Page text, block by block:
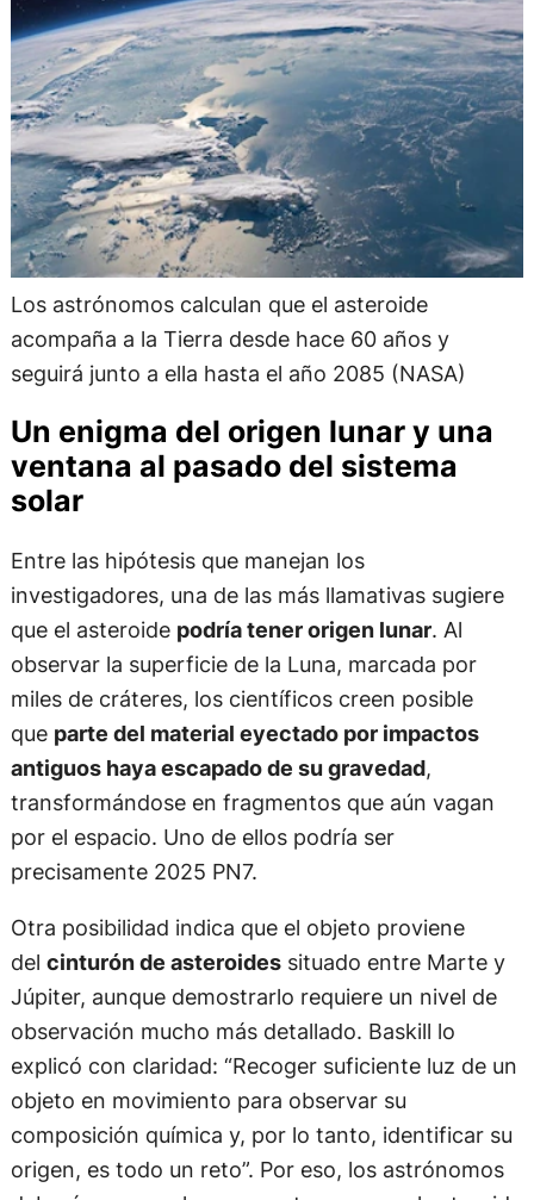
Los astrónomos calculan que el asteroide
acompaña a la Tierra desde hace 60 años y
seguirá junto a ella hasta el año 2085 (NASA)
Un enigma del origen lunar y una
ventana al pasado del sistema
solar
Entre las hipótesis que manejan los
investigadores, una de las más llamativas sugiere
que el asteroide podría tener origen lunar. Al
observar la superficie de la Luna, marcada por
miles de cráteres, los científicos creen posible
que parte del material eyectado por impactos
antiguos haya escapado de su gravedad,
transformándose en fragmentos que aún vagan
por el espacio. Uno de ellos podría ser
precisamente 2025 PN7.
Otra posibilidad indica que el objeto proviene
del cinturón de asteroidessituado entre Marte y
Júpiter, aunque demostrarlo requiere un nivel de
observación mucho más detallado. Baskill lo
explicó con claridad: “Recoger suficiente luz de un
objeto en movimiento para observar su
composición química y, por lo tanto, identificar su
origen, es todo un reto”. Por eso, los astrónomos